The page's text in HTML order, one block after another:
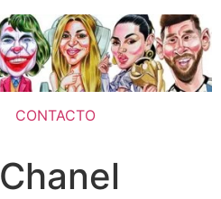
CONTACTO
Chanel